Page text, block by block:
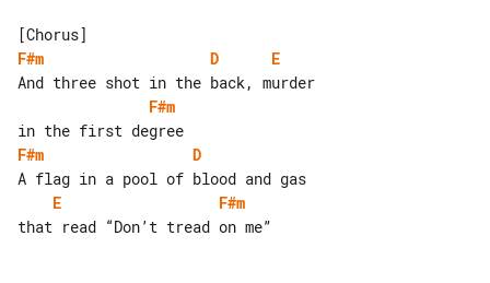
F#m
D
E
F#m
F#m
D
E
F#m
that read “Don’t tread on me”